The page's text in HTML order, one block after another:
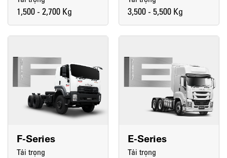
1,500 - 2,700 Kg 3,500 - 5,500 Kg
F-Series
Tải trọng
E-Series
Tải trọng